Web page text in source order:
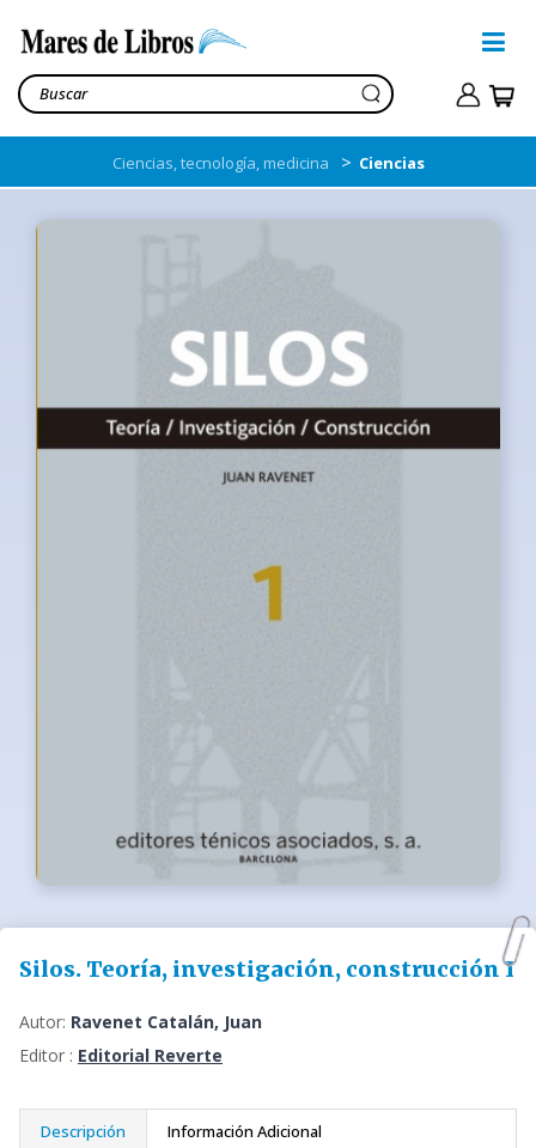
Ciencias, tecnología, medicina > Ciencias
Silos. Teoría, investigación, construcción I
Autor: Ravenet Catalán, Juan
Editor : Editorial Reverte
Descripción Información Adicional